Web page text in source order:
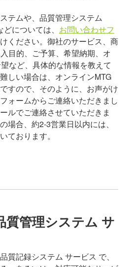
テムや、品質管理システム
については、 お問い合わせフ
ください。御社のサービス、商
目的、ご予算、希望納期、オ
など、具体的な情報を教えて
しい場合は、オンラインMTG
すので、そのように、お声がけ
ォームからご連絡いただきまし
ルでご連絡させていただきま
場合、約2-3営業日以内には、
ております。
質管理システム サ
質記録システム サービス で、